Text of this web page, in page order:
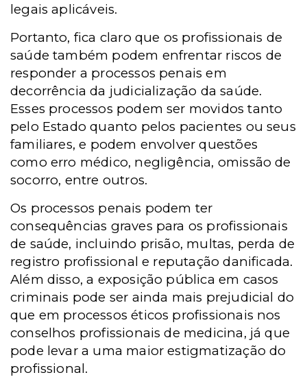
legais aplicáveis.
Portanto, fica claro que os profissionais de
saúde também podem enfrentar riscos de
responder a processos penais em
decorrência da judicialização da saúde.
Esses processos podem ser movidos tanto
pelo Estado quanto pelos pacientes ou seus
familiares, e podem envolver questões
como erro médico, negligência, omissão de
socorro, entre outros.
Os processos penais podem ter
consequências graves para os profissionais
de saúde, incluindo prisão, multas, perda de
registro profissional e reputação danificada.
Além disso, a exposição pública em casos
criminais pode ser ainda mais prejudicial do
que em processos éticos profissionais nos
conselhos profissionais de medicina, já que
pode levar a uma maior estigmatização do
profissional.